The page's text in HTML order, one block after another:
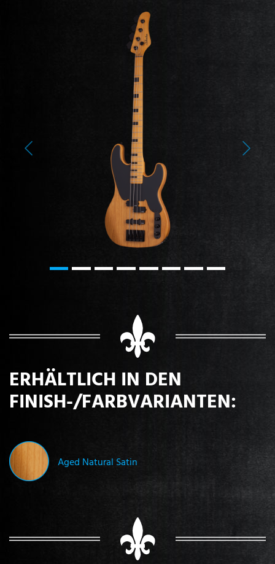
Previous Next
ERHÄLTLICH IN DEN
FINISH-/FARBVARIANTEN:
Aged Natural Satin